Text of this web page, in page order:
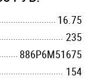
16.75
235
886Р6М51675
154